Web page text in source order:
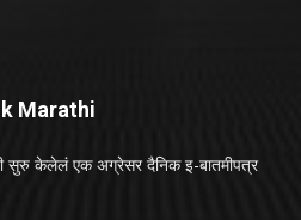
Marathi
सुरु केलेलं एक अग्रेसर दैनिक इ-बातमीपत्र